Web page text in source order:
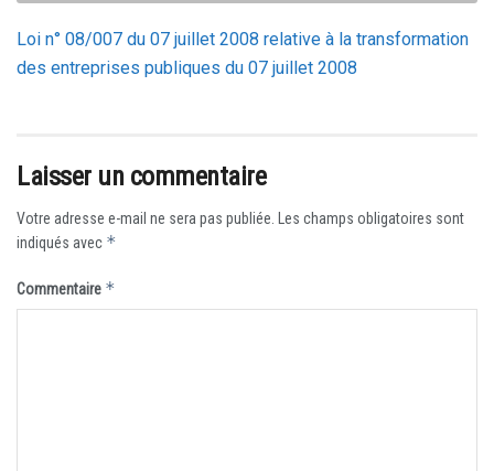
Loi n° 08/007 du 07 juillet 2008 relative à la transformation
des entreprises publiques du 07 juillet 2008
Laisser un commentaire
Votre adresse e-mail ne sera pas publiée.
Les champs obligatoires sont
indiqués avec *
Commentaire *